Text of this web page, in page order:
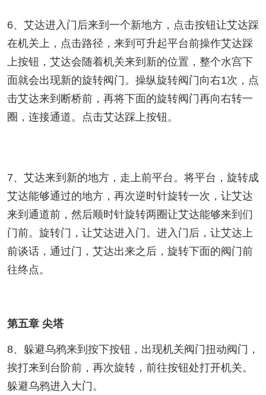
6、艾达进入门后来到一个新地方，点击按钮让艾达踩
在机关上，点击路径，来到可升起平台前操作艾达踩
上按钮，艾达会随着机关来到新的位置，整个水宫下
面就会出现新的旋转阀门。操纵旋转阀门向右1次，点
击艾达来到断桥前，再将下面的旋转阀门再向右转一
圈，连接通道。点击艾达踩上按钮。
7、艾达来到新的地方，走上前平台。将平台，旋转成
艾达能够通过的地方，再次逆时针旋转一次，让艾达
来到通道前，然后顺时针旋转两圈让艾达能够来到们
门前。旋转门，让艾达进入门。进入门后，让艾达上
前谈话，通过门，艾达出来之后，旋转下面的阀门前
往终点。
第五章 尖塔
8、躲避乌鸦来到按下按钮，出现机关阀门扭动阀门，
挨打来到台阶前，再次旋转，前往按钮处打开机关。
躲避乌鸦进入大门。